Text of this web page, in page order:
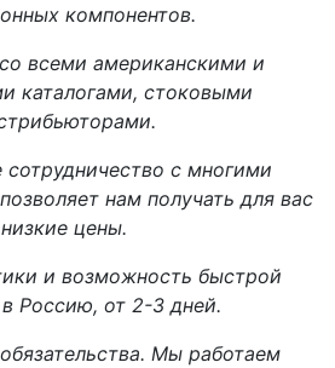
компонентов.
всеми американскими и
каталогами, стоковыми
сотрудничество с многими
нам получать для вас
низкие цены.
и возможность быстрой
Россию, от 2-3 дней.
Мы работаем